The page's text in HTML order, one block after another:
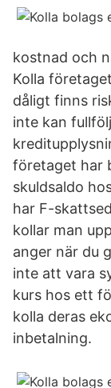
kostnad och
Kolla
dåligt finns
inte kan
företaget har
skuldsaldo
har F-
kollar man
anger när du
inte att vara
kurs hos ett
kolla deras
inbetalning.